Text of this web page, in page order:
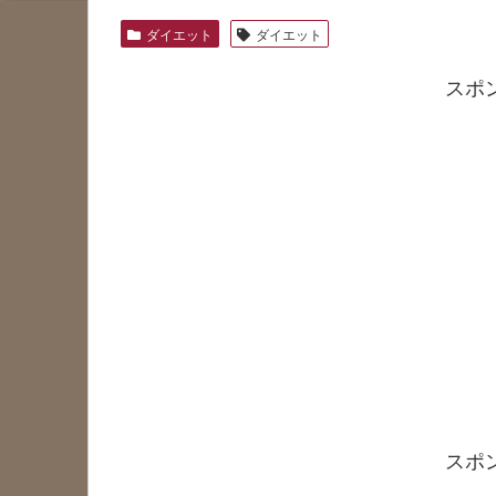
ダイエット ダイエット
スポ
スポ